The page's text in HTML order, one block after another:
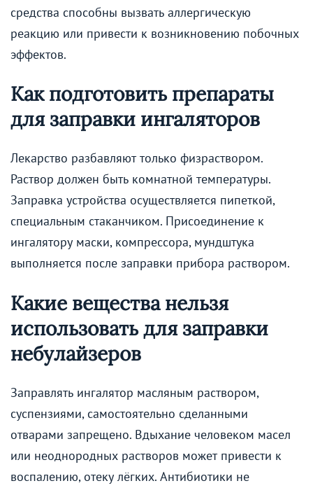
средства способны вызвать аллергическую
реакцию или привести к возникновению побочных
эффектов.
Как подготовить препараты
для заправки ингаляторов
Лекарство разбавляют только физраствором.
Раствор должен быть комнатной температуры.
Заправка устройства осуществляется пипеткой,
специальным стаканчиком. Присоединение к
ингалятору маски, компрессора, мундштука
выполняется после заправки прибора раствором.
Какие вещества нельзя
использовать для заправки
небулайзеров
Заправлять ингалятор масляным раствором,
суспензиями, самостоятельно сделанными
отварами запрещено. Вдыхание человеком масел
или неоднородных растворов может привести к
воспалению, отеку лёгких. Антибиотики не